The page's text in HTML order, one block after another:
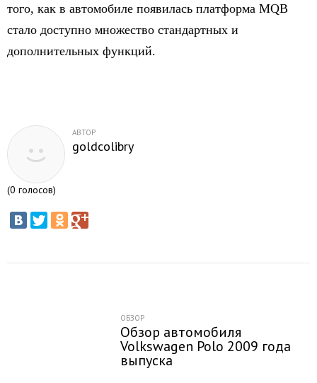
того, как в автомобиле появилась платформа MQB
стало доступно множество стандартных и
дополнительных функций.
АВТОР
goldcolibry
(0 голосов)
ОБЗОР
Обзор автомобиля
Volkswagen Polo 2009 года
выпуска